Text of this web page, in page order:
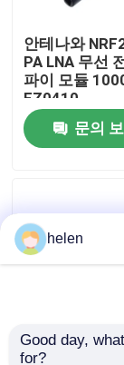
공장 투어
품질 관리
저희와 연락
사건
증폭기 보드
안테나와
PA LNA 무선
파이 모듈
FZ0410
문의
helen
Good day,
for?